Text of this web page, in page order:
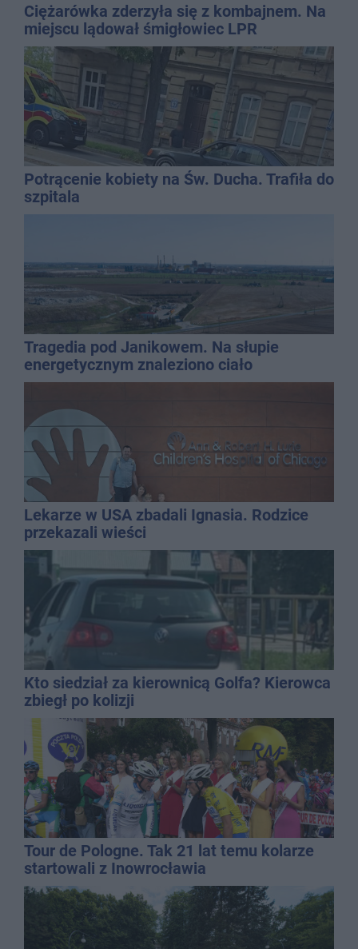
Ciężarówka zderzyła się z kombajnem. Na
miejscu lądował śmigłowiec LPR
Potrącenie kobiety na Św. Ducha. Trafiła do
szpitala
Tragedia pod Janikowem. Na słupie
energetycznym znaleziono ciało
mężczyzny
Lekarze w USA zbadali Ignasia. Rodzice
przekazali wieści
Kto siedział za kierownicą Golfa? Kierowca
zbiegł po kolizji
Tour de Pologne. Tak 21 lat temu kolarze
startowali z Inowrocławia